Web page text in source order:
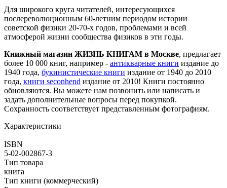
Для широкого круга читателей, интересующихся
послереволюционным 60-летним периодом истории
советской физики 20-70-х годов, проблемами и всей
атмосферой жизни сообщества физиков в эти годы.
Книжный магазин ЖИЗНЬ КНИГАМ в Москве, предлагает
более 10 000 книг, например - антикварные книги издание до
1940 года, букинистические книги издание от 1940 до 2010
года, книги seconhend издание от 2010! Книги постоянно
обновляются. Вы можете нам позвонить или написать и
задать дополнительные вопросы перед покупкой.
Сохранность соответствует представленным фотографиям.
Характеристики
ISBN
5-02-002867-3
Тип товара
книга
Тип книги (коммерческий)